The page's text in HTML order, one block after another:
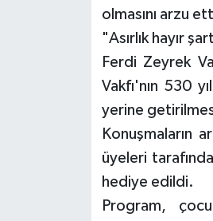
olmasını arzu
"Asırlık hayır
Ferdi Zeyrek
Vakfı'nın 530
yerine
Konuşmaların
üyeleri
hediye edildi.
Program,